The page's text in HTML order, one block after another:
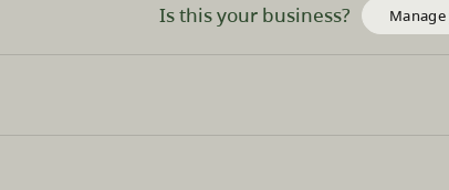
Is this your business?